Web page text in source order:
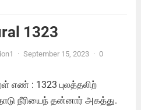
1323
· September 15, 2023 · 0
எண் : 1323 புலத்தலிற்
நீரியைந் தன்னார் அகத்து.